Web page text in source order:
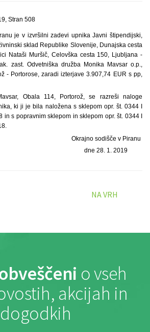
Stran 508
je v izvršilni zadevi upnika Javni štipendijski,
sklad Republike Slovenije, Dunajska cesta
Nataši Muršič, Celovška cesta 150, Ljubljana -
zast. Odvetniška družba Monika Mavsar o.p.,
- Portorose, zaradi izterjave 3.907,74 EUR s pp,
Obala 114, Portorož, se razreši naloge
ki ji je bila naložena s sklepom opr. št. 0344 I
in s popravnim sklepom in sklepom opr. št. 0344 I
Okrajno sodišče v Piranu
dne 28. 1. 2019
NA VRH
o vseh
akcijah in
dogodkih